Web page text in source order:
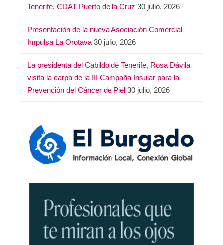
Tenerife, CDAT Puerto de la Cruz 30 julio, 2026
Presentación de la nueva Asociación Comercial
Impulsa La Orotava 30 julio, 2026
La presidenta del Cabildo de Tenerife, Rosa Dávila
visita la carpa de la III Campaña Insular para la
Prevención del Cáncer de Piel 30 julio, 2026